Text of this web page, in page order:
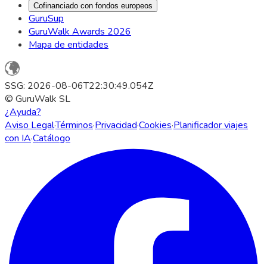
Cofinanciado con fondos europeos
GuruSup
GuruWalk Awards 2026
Mapa de entidades
SSG: 2026-08-06T22:30:49.054Z
© GuruWalk SL
¿Ayuda?
Aviso Legal·Términos·Privacidad·Cookies·Planificador viajes
con IA·Catálogo